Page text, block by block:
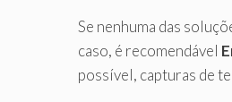
Se nenhuma das
caso, é recomendável
possível, capturas de